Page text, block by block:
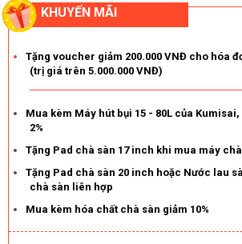
KHUYẾN MÃI
Tặng voucher giảm 200.000 VNĐ cho hóa
(trị giá trên 5.000.000 VNĐ)
Mua kèm Máy hút bụi 15 - 80L của
2%
Tặng Pad chà sàn 17 inch khi mua máy
Tặng Pad chà sàn 20 inch hoặc Nước lau
chà sàn liên hợp
Mua kèm hóa chất chà sàn giảm 10%